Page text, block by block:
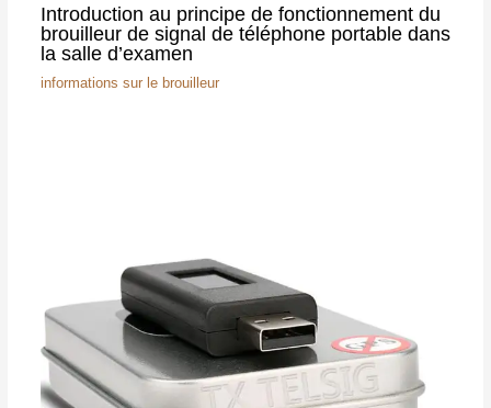
Introduction au principe de fonctionnement du
brouilleur de signal de téléphone portable dans
la salle d’examen
informations sur le brouilleur